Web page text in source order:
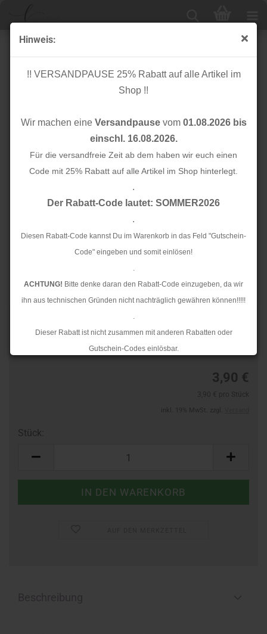
Hinweis:
!! VERSANDPAUSE 25% Rabatt auf alle Artikel im
Shop !!
Wir machen eine Versandpausevom 01.08.2026 bis
einschl. 16.08.2026.
Für die versandfreie Zeit ab dem haben wir euch einen
Code mit 25% Rabatt auf alle Artikel im Shop hinterlegt.
.
Der Rabatt-Code lautet: SOMMER2026
.
Diesen Rabatt-Code kannst Du im Warenkorb in das Feld "Gutschein-
Code" eingeben und somit einlösen!
.
ACHTUNG! Bitte denke daran den Rabatt-Code einzugeben, da wir
ihn aus technischen Gründen nicht nachträglich gewähren können!!!!!
.
Dieser Rabatt ist nicht zusammen mit anderen Rabatten oder
Gutschein-Codes einlösbar.
Ab dem 17.08.2026 versenden wir wieder wie gewohnt. Aufgrund des
Taftband - Leo - flieder/grün - Acid Leo - Rico Design
3,90 €
Stück: